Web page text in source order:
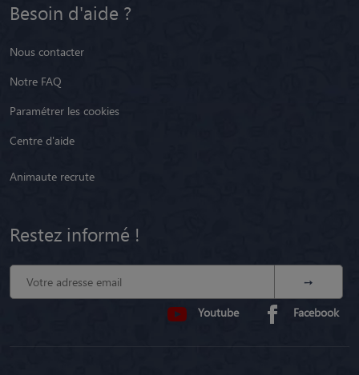
Besoin d'aide ?
Nous contacter
Notre FAQ
Paramétrer les cookies
Centre d'aide
Animaute recrute
Restez informé !
Youtube Facebook